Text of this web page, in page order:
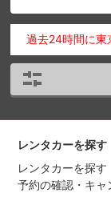
過去24時間に東
レンタカーを探す
レンタカーを探す
予約の確認・キャ